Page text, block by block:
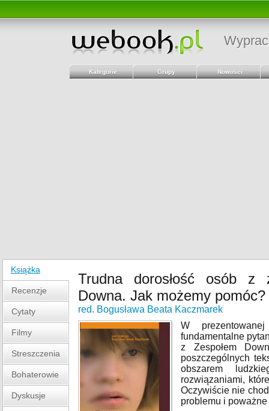
Kategorie Grupy Nowości
Książka
Recenzje
Cytaty
Filmy
Streszczenia
Bohaterowie
Dyskusje
Trudna dorosłość osób z
Downa. Jak możemy pomóc?
red. Bogusława Beata Kaczmarek
W
fundamentalne
z Zespołem
poszczególnych
obszarem
rozwiązaniami,
Oczywiście nie
problemu i